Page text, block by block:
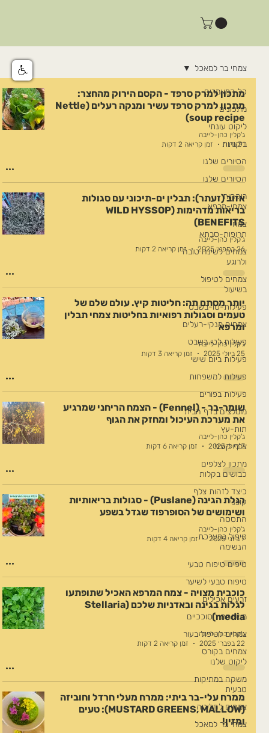
כל המאמרים
מתכונים
ליקוט עונתי
ביקורות
הסיורים שלנו
הסיורים שלנו
רוקחות
צמחי-מרפא
צמחי
תרופות-סבתא
צמחים לשינה טובה
ולרוגע
צמחים לטיפול
בשיעול
פעילות-טו-בשבט
צמחים מנקי-רעלים
פעילות לטו בשבט
פעילות ביום שישי
פעילות למשפחות
פעילות בפורים
מומלצים בדף הבית
תות-עץ
צלף קוצני
מתכון לצלפים
כבושים בקלות
כיצד לזהות צלף
קוצני
התססה
טיפול במערכת
הנשימה
טיפים טיפוח טבעי
טיפוח טבעי לשיער
זרעים אכילים
משפחת הסוככיים
צמחים לטיפול בעור
צמחים בקורס
ליקוט שלנו
משקה במתיקות
טבעית
צמחים לחליטה
צמחי בר למאכל
צמחי בר למאכל
מתכון למרק סרפד - הקסם הירוק מהחצר:
מתכון למרק סרפד עשיר ומנקה רעלים (Nettle
soup recipe)
ג'קלין כהן-לייבה
31 בינו׳
זמן קריאה 2 דקות
אזוב (זעתר): תבלין ים-תיכוני עם סגולות
בריאות מדהימות (WILD HYSSOP
BENEFITS)
ג'קלין כהן-לייבה
26 בספט׳ 2025
זמן קריאה 2 דקות
יותר מסתם תה: חליטות קיץ. עולם שלם של
טעמים וסגולות רפואיות בחליטות צמחי תבלין
ומרפא
ג'קלין כהן-לייבה
25 ביולי 2025
זמן קריאה 3 דקות
שומר-בר - (Fennel) - הצמח הריחני שמרגיע
את מערכת העיכול ומחזק את הגוף
ג'קלין כהן-לייבה
7 ביולי 2025
זמן קריאה 6 דקות
רגלת הגינה (Puslane) - סגולות בריאותיות
ושימושים של הסופרפוד שגדל בשפע
ג'קלין כהן-לייבה
7 ביוני 2025
זמן קריאה 4 דקות
כוכבית מצויה - צמח המרפא האכיל שתופתעו
לגלות בגינה ובאדניות שלכם (Stellaria
media)
ג'קלין כהן-לייבה
22 בפבר׳ 2025
זמן קריאה 2 דקות
ממרח עלי-בר ביתי: ממרח מעלי חרדל וחוביזה
(MUSTARD GREENS, MALLOW): טעים
ומזין!